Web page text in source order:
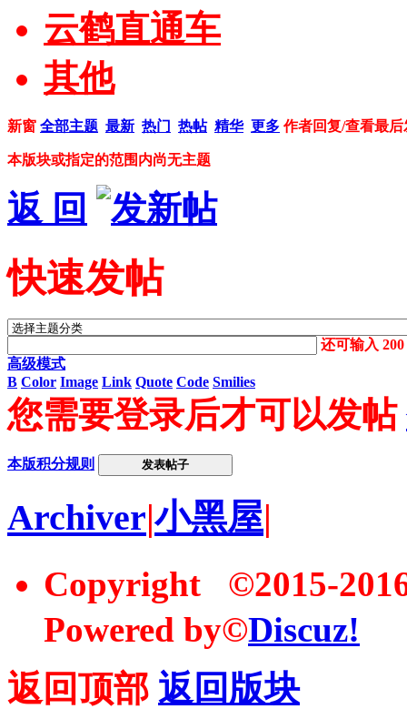
云鹤直通车
其他
新窗 全部主题 最新 热门 热帖 精华 更多 作者回复/查看最后
本版块或指定的范围内尚无主题
返 回
快速发帖
还可输入200
高级模式
B Color Image Link Quote Code Smilies
您需要登录后才可以发帖
本版积分规则 发表帖子
Archiver|小黑屋|
Copyright ©2015-
Powered by©Discuz!
返回顶部 返回版块